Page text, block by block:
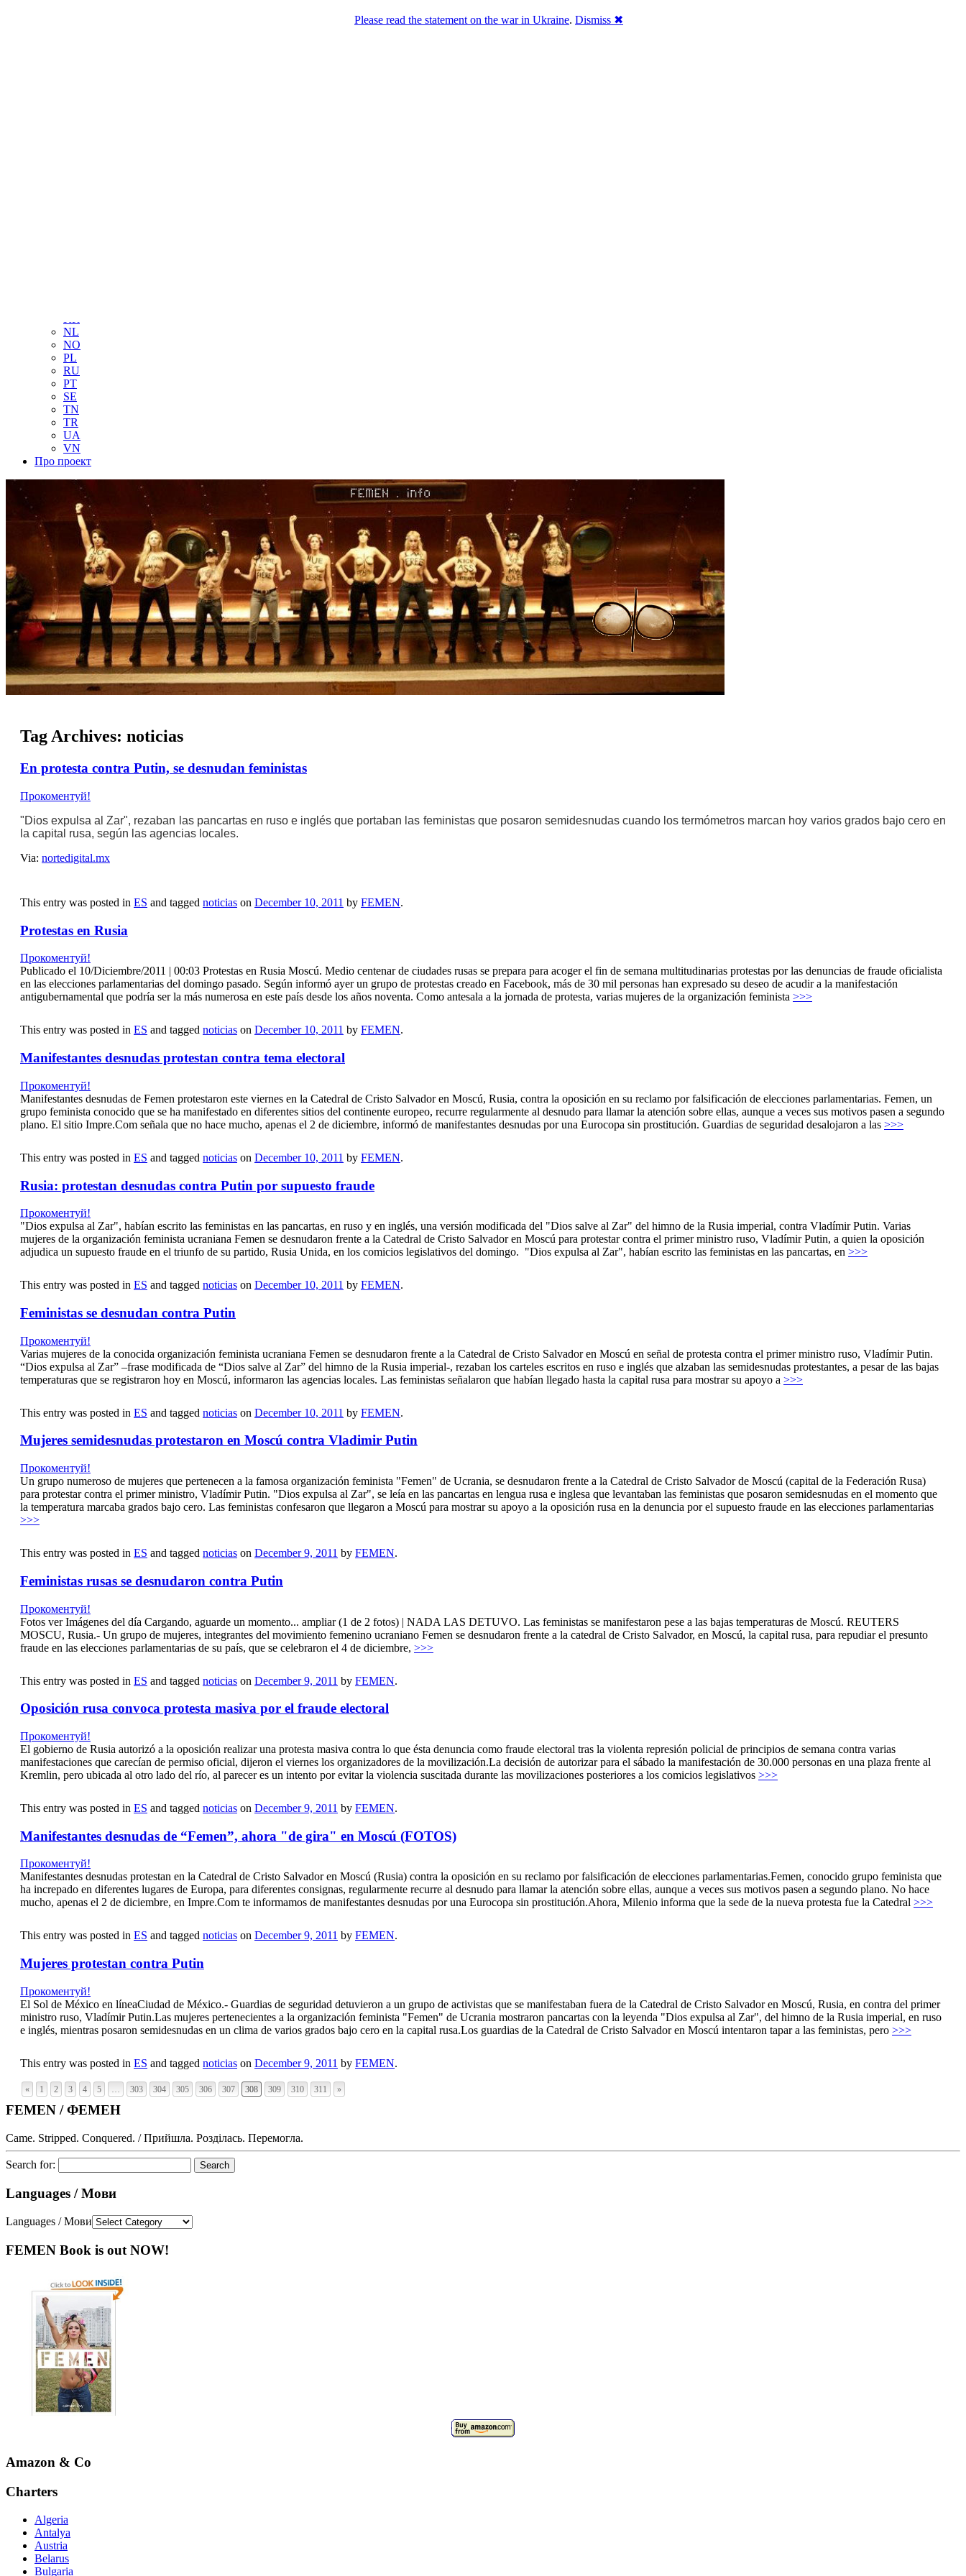
KR
NL
NO
PL
RU
PT
SE
TN
TR
UA
VN
Про проект
Tag Archives: noticias
En protesta contra Putin, se desnudan feministas
Прокоментуй!
"Dios expulsa al Zar", rezaban las pancartas en ruso e inglés que portaban las feministas que posaron semidesnudas cuando los termómetros marcan hoy varios grados bajo cero en
la capital rusa, según las agencias locales.
Via: nortedigital.mx
This entry was posted in ES and tagged noticias on December 10, 2011 by FEMEN.
Protestas en Rusia
Прокоментуй!
Publicado el 10/Diciembre/2011 | 00:03 Protestas en Rusia Moscú. Medio centenar de ciudades rusas se prepara para acoger el fin de semana multitudinarias protestas por las denuncias de fraude oficialista
en las elecciones parlamentarias del domingo pasado. Según informó ayer un grupo de protestas creado en Facebook, más de 30 mil personas han expresado su deseo de acudir a la manifestación
antigubernamental que podría ser la más numerosa en este país desde los años noventa. Como antesala a la jornada de protesta, varias mujeres de la organización feminista >>>
This entry was posted in ES and tagged noticias on December 10, 2011 by FEMEN.
Manifestantes desnudas protestan contra tema electoral
Прокоментуй!
Manifestantes desnudas de Femen protestaron este viernes en la Catedral de Cristo Salvador en Moscú, Rusia, contra la oposición en su reclamo por falsificación de elecciones parlamentarias. Femen, un
grupo feminista conocido que se ha manifestado en diferentes sitios del continente europeo, recurre regularmente al desnudo para llamar la atención sobre ellas, aunque a veces sus motivos pasen a segundo
plano. El sitio Impre.Com señala que no hace mucho, apenas el 2 de diciembre, informó de manifestantes desnudas por una Eurocopa sin prostitución. Guardias de seguridad desalojaron a las >>>
This entry was posted in ES and tagged noticias on December 10, 2011 by FEMEN.
Rusia: protestan desnudas contra Putin por supuesto fraude
Прокоментуй!
"Dios expulsa al Zar", habían escrito las feministas en las pancartas, en ruso y en inglés, una versión modificada del "Dios salve al Zar" del himno de la Rusia imperial, contra Vladímir Putin. Varias
mujeres de la organización feminista ucraniana Femen se desnudaron frente a la Catedral de Cristo Salvador en Moscú para protestar contra el primer ministro ruso, Vladímir Putin, a quien la oposición
adjudica un supuesto fraude en el triunfo de su partido, Rusia Unida, en los comicios legislativos del domingo. "Dios expulsa al Zar", habían escrito las feministas en las pancartas, en >>>
This entry was posted in ES and tagged noticias on December 10, 2011 by FEMEN.
Feministas se desnudan contra Putin
Прокоментуй!
Varias mujeres de la conocida organización feminista ucraniana Femen se desnudaron frente a la Catedral de Cristo Salvador en Moscú en señal de protesta contra el primer ministro ruso, Vladímir Putin.
“Dios expulsa al Zar” –frase modificada de “Dios salve al Zar” del himno de la Rusia imperial-, rezaban los carteles escritos en ruso e inglés que alzaban las semidesnudas protestantes, a pesar de las bajas
temperaturas que se registraron hoy en Moscú, informaron las agencias locales. Las feministas señalaron que habían llegado hasta la capital rusa para mostrar su apoyo a >>>
This entry was posted in ES and tagged noticias on December 10, 2011 by FEMEN.
Mujeres semidesnudas protestaron en Moscú contra Vladimir Putin
Прокоментуй!
Un grupo numeroso de mujeres que pertenecen a la famosa organización feminista "Femen" de Ucrania, se desnudaron frente a la Catedral de Cristo Salvador de Moscú (capital de la Federación Rusa)
para protestar contra el primer ministro, Vladímir Putin. "Dios expulsa al Zar", se leía en las pancartas en lengua rusa e inglesa que levantaban las feministas que posaron semidesnudas en el momento que
la temperatura marcaba grados bajo cero. Las feministas confesaron que llegaron a Moscú para mostrar su apoyo a la oposición rusa en la denuncia por el supuesto fraude en las elecciones parlamentarias
>>>
This entry was posted in ES and tagged noticias on December 9, 2011 by FEMEN.
Feministas rusas se desnudaron contra Putin
Прокоментуй!
Fotos ver Imágenes del día Cargando, aguarde un momento... ampliar (1 de 2 fotos) | NADA LAS DETUVO. Las feministas se manifestaron pese a las bajas temperaturas de Moscú. REUTERS
MOSCU, Rusia.- Un grupo de mujeres, integrantes del movimiento femenino ucraniano Femen se desnudaron frente a la catedral de Cristo Salvador, en Moscú, la capital rusa, para repudiar el presunto
fraude en las elecciones parlamentarias de su país, que se celebraron el 4 de diciembre, >>>
This entry was posted in ES and tagged noticias on December 9, 2011 by FEMEN.
Oposición rusa convoca protesta masiva por el fraude electoral
Прокоментуй!
El gobierno de Rusia autorizó a la oposición realizar una protesta masiva contra lo que ésta denuncia como fraude electoral tras la violenta represión policial de principios de semana contra varias
manifestaciones que carecían de permiso oficial, dijeron el viernes los organizadores de la movilización.La decisión de autorizar para el sábado la manifestación de 30.000 personas en una plaza frente al
Kremlin, pero ubicada al otro lado del río, al parecer es un intento por evitar la violencia suscitada durante las movilizaciones posteriores a los comicios legislativos >>>
This entry was posted in ES and tagged noticias on December 9, 2011 by FEMEN.
Manifestantes desnudas de “Femen”, ahora "de gira" en Moscú (FOTOS)
Прокоментуй!
Manifestantes desnudas protestan en la Catedral de Cristo Salvador en Moscú (Rusia) contra la oposición en su reclamo por falsificación de elecciones parlamentarias.Femen, conocido grupo feminista que
ha increpado en diferentes lugares de Europa, para diferentes consignas, regularmente recurre al desnudo para llamar la atención sobre ellas, aunque a veces sus motivos pasen a segundo plano. No hace
mucho, apenas el 2 de diciembre, en Impre.Com te informamos de manifestantes desnudas por una Eurocopa sin prostitución.Ahora, Milenio informa que la sede de la nueva protesta fue la Catedral >>>
This entry was posted in ES and tagged noticias on December 9, 2011 by FEMEN.
Mujeres protestan contra Putin
Прокоментуй!
El Sol de México en líneaCiudad de México.- Guardias de seguridad detuvieron a un grupo de activistas que se manifestaban fuera de la Catedral de Cristo Salvador en Moscú, Rusia, en contra del primer
ministro ruso, Vladímir Putin.Las mujeres pertenecientes a la organización feminista "Femen" de Ucrania mostraron pancartas con la leyenda "Dios expulsa al Zar", del himno de la Rusia imperial, en ruso
e inglés, mientras posaron semidesnudas en un clima de varios grados bajo cero en la capital rusa.Los guardias de la Catedral de Cristo Salvador en Moscú intentaron tapar a las feministas, pero >>>
This entry was posted in ES and tagged noticias on December 9, 2011 by FEMEN.
« 1 2 3 4 5 … 303 304 305 306 307 308 309 310 311 »
FEMEN / ФЕМЕН
Came. Stripped. Conquered. / Прийшла. Розділась. Перемогла.
Search for:
Languages / Мови
Languages / Мови
FEMEN Book is out NOW!
Amazon & Co
Charters
Algeria
Antalya
Austria
Belarus
Bulgaria
Please read the statement on the war in Ukraine. Dismiss ✖